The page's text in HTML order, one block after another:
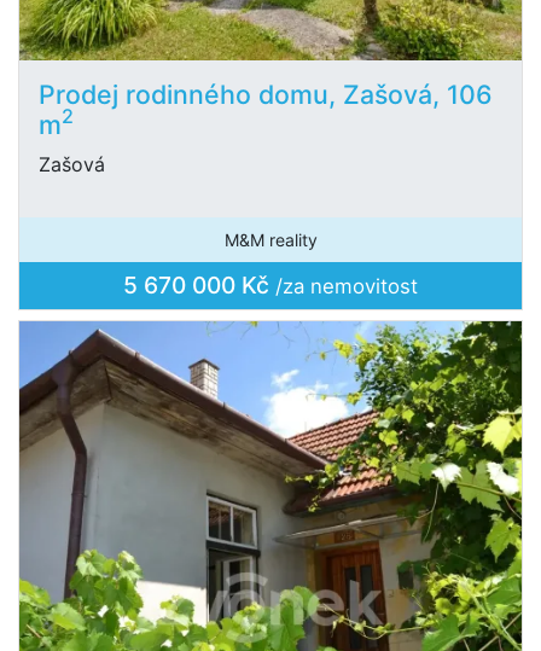
Prodej rodinného domu, Zašová, 106
m2
Zašová
M&M reality
5 670 000 Kč /za nemovitost